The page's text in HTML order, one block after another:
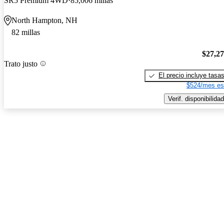
North Hampton, NH
82 millas
Trato justo
El precio incluye tasas
$524/mes
Verif. disponibilidad